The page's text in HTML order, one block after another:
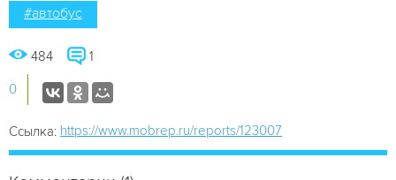
#автобус
484 1
0
Ссылка: https://www.mobrep.ru/reports/123007